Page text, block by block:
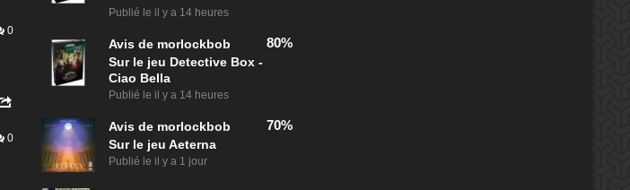
0
0
Publié le il y a 14 heures
Avis de morlockbob
Sur le jeu Detective Box -
Ciao Bella
Publié le il y a 14 heures
80%
Avis de morlockbob
Sur le jeu Aeterna
Publié le il y a 1 jour
70%